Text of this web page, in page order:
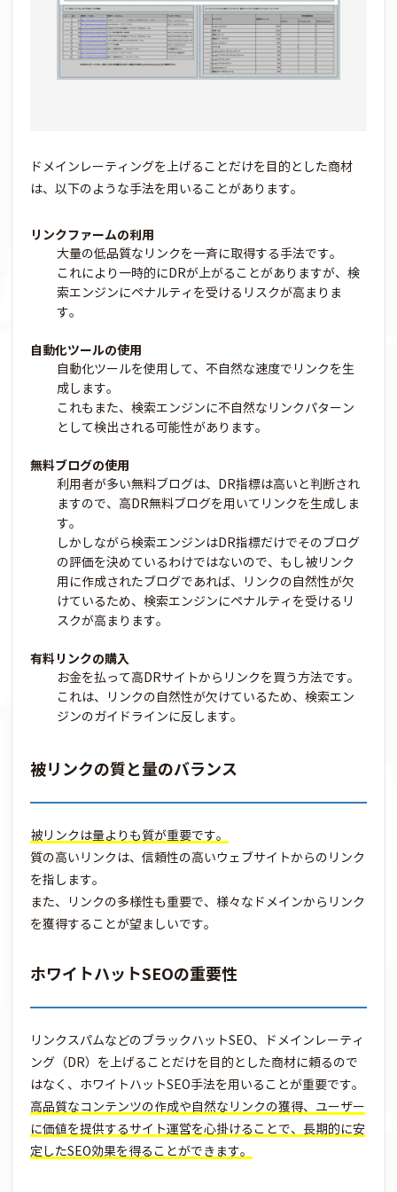
ドメインレーティングを上げることだけを目的とした商材
は、以下のような手法を用いることがあります。
リンクファームの利用
大量の低品質なリンクを一斉に取得する手法です。
これにより一時的にDRが上がることがありますが、検
索エンジンにペナルティを受けるリスクが高まりま
す。
自動化ツールの使用
自動化ツールを使用して、不自然な速度でリンクを生
成します。
これもまた、検索エンジンに不自然なリンクパターン
として検出される可能性があります。
無料ブログの使用
利用者が多い無料ブログは、DR指標は高いと判断され
ますので、高DR無料ブログを用いてリンクを生成しま
す。
しかしながら検索エンジンはDR指標だけでそのブログ
の評価を決めているわけではないので、もし被リンク
用に作成されたブログであれば、リンクの自然性が欠
けているため、検索エンジンにペナルティを受けるリ
スクが高まります。
有料リンクの購入
お金を払って高DRサイトからリンクを買う方法です。
これは、リンクの自然性が欠けているため、検索エン
ジンのガイドラインに反します。
被リンクの質と量のバランス
被リンクは量よりも質が重要です。
質の高いリンクは、信頼性の高いウェブサイトからのリンク
を指します。
また、リンクの多様性も重要で、様々なドメインからリンク
を獲得することが望ましいです。
ホワイトハットSEOの重要性
リンクスパムなどのブラックハットSEO、ドメインレーティ
ング（DR）を上げることだけを目的とした商材に頼るので
はなく、ホワイトハットSEO手法を用いることが重要です。
高品質なコンテンツの作成や自然なリンクの獲得、ユーザー
に価値を提供するサイト運営を心掛けることで、長期的に安
定したSEO効果を得ることができます。